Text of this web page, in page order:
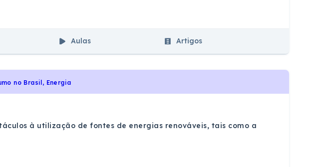
Aulas Artigos
no Brasil, Energia
à utilização de fontes de energias renováveis, tais como a